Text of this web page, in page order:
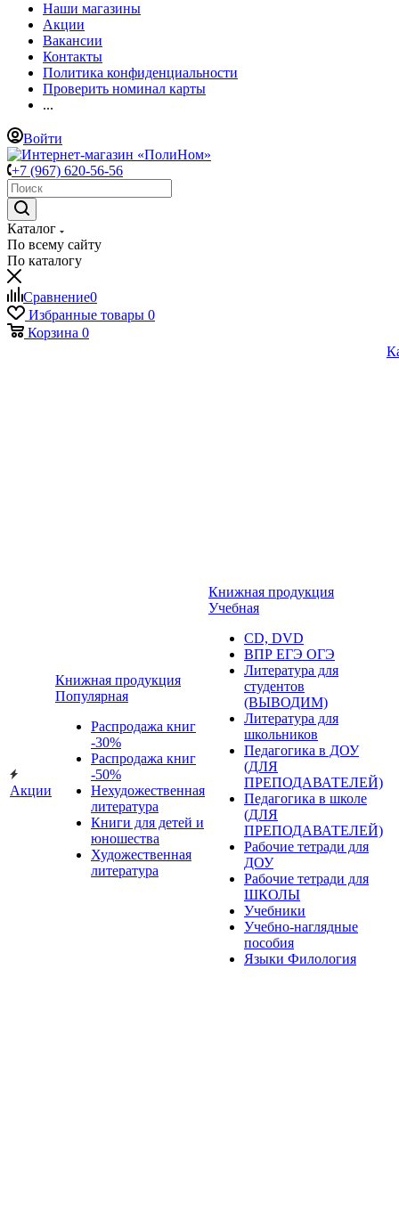
Наши магазины
Акции
Вакансии
Контакты
Политика конфиденциальности
Проверить номинал карты
...
Войти
+7 (967) 620-56-56
Каталог
По всему сайту
По каталогу
Сравнение0
Избранные товары 0
Корзина 0
Акции
Книжная продукция
Популярная
Распродажа книг
-30%
Распродажа книг
-50%
Нехудожественная
литература
Книги для детей и
юношества
Художественная
литература
Книжная продукция
Учебная
CD, DVD
ВПР ЕГЭ ОГЭ
Литература для
студентов
(ВЫВОДИМ)
Литература для
школьников
Педагогика в ДОУ
(ДЛЯ
ПРЕПОДАВАТЕЛЕЙ)
Педагогика в школе
(ДЛЯ
ПРЕПОДАВАТЕЛЕЙ)
Рабочие тетради для
ДОУ
Рабочие тетради для
ШКОЛЫ
Учебники
Учебно-наглядные
пособия
Языки Филология